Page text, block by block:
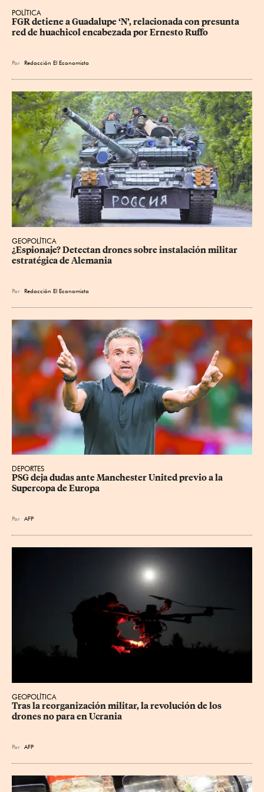
POLÍTICA
FGR detiene a Guadalupe ‘N’, relacionada con presunta
red de huachicol encabezada por Ernesto Ruffo
Por Redacción El Economista
GEOPOLÍTICA
¿Espionaje? Detectan drones sobre instalación militar
estratégica de Alemania
Por Redacción El Economista
DEPORTES
PSG deja dudas ante Manchester United previo a la
Supercopa de Europa
Por AFP
GEOPOLÍTICA
Tras la reorganización militar, la revolución de los
drones no para en Ucrania
Por AFP